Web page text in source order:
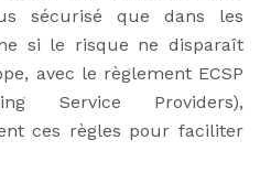
sécurisé que dans les
si le risque ne disparaît
avec le règlement ECSP
Service Providers),
ces règles pour faciliter